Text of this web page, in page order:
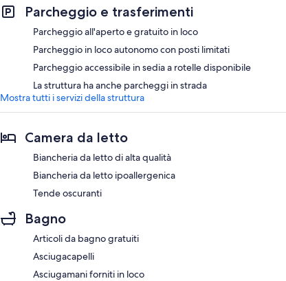
Parcheggio e trasferimenti
Parcheggio all'aperto e gratuito in loco
Parcheggio in loco autonomo con posti limitati
Parcheggio accessibile in sedia a rotelle disponibile
La struttura ha anche parcheggi in strada
Mostra tutti i servizi della struttura
Camera da letto
Biancheria da letto di alta qualità
Biancheria da letto ipoallergenica
Tende oscuranti
Bagno
Articoli da bagno gratuiti
Asciugacapelli
Asciugamani forniti in loco